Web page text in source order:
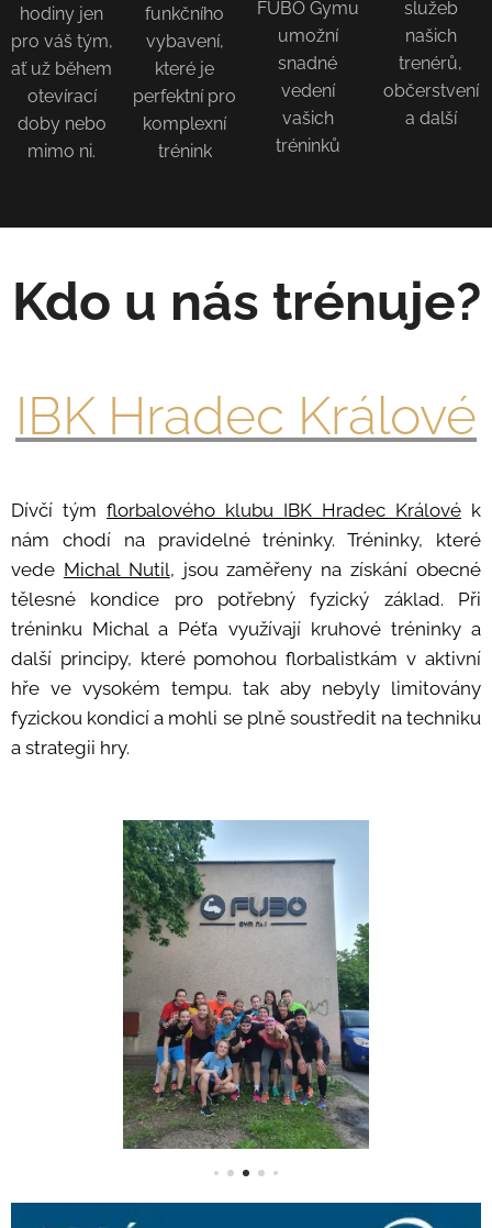
hodiny jen
pro váš tým,
ať už během
otevírací
doby nebo
mimo ni.
funkčního
vybavení,
které je
perfektní pro
komplexní
trénink
FUBO Gymu
umožní
snadné
vedení
vašich
tréninků
služeb
našich
trenérů,
občerstvení
a další
Kdo u nás trénuje?
IBK Hradec Králové
Dívčí tým florbalového klubu IBK Hradec Králové k
nám chodí na pravidelné tréninky. Tréninky, které
vede Michal Nutil, jsou zaměřeny na získání obecné
tělesné kondice pro potřebný fyzický základ. Při
tréninku Michal a Péťa využívají kruhové tréninky a
další principy, které pomohou florbalistkám v aktivní
hře ve vysokém tempu. tak aby nebyly limitovány
fyzickou kondicí a mohli se plně soustředit na techniku
a strategii hry.